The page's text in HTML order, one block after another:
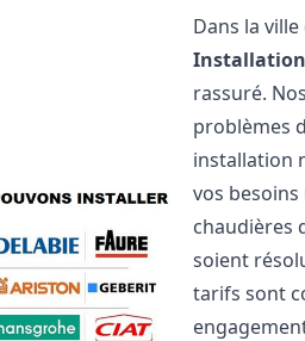
Dans la
Installation
rassuré.
problèmes
installation
vos
chaudières
soient
tarifs sont